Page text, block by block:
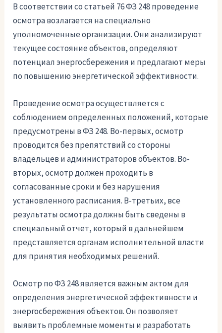
В соответствии со статьей 76 ФЗ 248 проведение
осмотра возлагается на специально
уполномоченные организации. Они анализируют
текущее состояние объектов, определяют
потенциал энергосбережения и предлагают меры
по повышению энергетической эффективности.
Проведение осмотра осуществляется с
соблюдением определенных положений, которые
предусмотрены в ФЗ 248. Во-первых, осмотр
проводится без препятствий со стороны
владельцев и администраторов объектов. Во-
вторых, осмотр должен проходить в
согласованные сроки и без нарушения
установленного расписания. В-третьих, все
результаты осмотра должны быть сведены в
специальный отчет, который в дальнейшем
представляется органам исполнительной власти
для принятия необходимых решений.
Осмотр по ФЗ 248 является важным актом для
определения энергетической эффективности и
энергосбережения объектов. Он позволяет
выявить проблемные моменты и разработать